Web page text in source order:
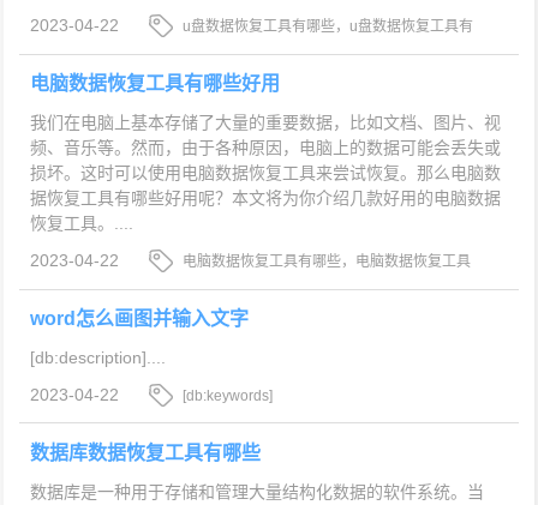
2023-04-22
u盘数据恢复工具有哪些，u盘数据恢复工具有
哪些免费，u盘数据恢复
电脑数据恢复工具有哪些好用
我们在电脑上基本存储了大量的重要数据，比如文档、图片、视
频、音乐等。然而，由于各种原因，电脑上的数据可能会丢失或
损坏。这时可以使用电脑数据恢复工具来尝试恢复。那么电脑数
据恢复工具有哪些好用呢？本文将为你介绍几款好用的电脑数据
恢复工具。....
2023-04-22
电脑数据恢复工具有哪些，电脑数据恢复工具
有哪些好用，电脑数据恢复
word怎么画图并输入文字
[db:description]....
2023-04-22
[db:keywords]
数据库数据恢复工具有哪些
数据库是一种用于存储和管理大量结构化数据的软件系统。当